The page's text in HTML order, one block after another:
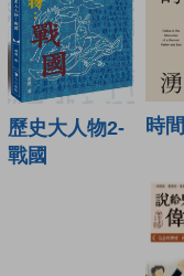
歷史大人物2-
戰國
時